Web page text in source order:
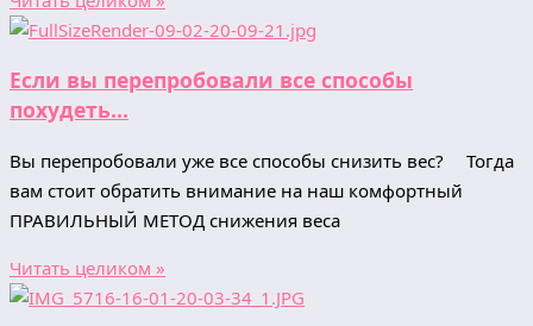
Если вы перепробовали все способы
похудеть…
Вы перепробовали уже все способы снизить вес? ⠀ Тогда
вам стоит обратить внимание на наш комфортный
ПРАВИЛЬНЫЙ МЕТОД снижения веса
Читать целиком »